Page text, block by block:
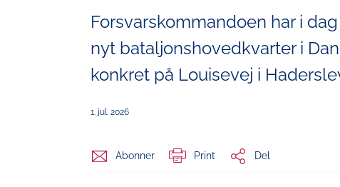
Forsvarskommandoen har i
nyt bataljonshovedkvarter i
konkret på Louisevej i
1. jul. 2026
Abonner Print Del